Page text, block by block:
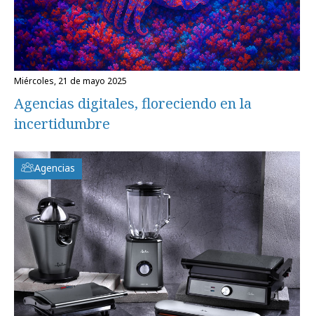
miércoles, 21 de mayo 2025
Agencias digitales, floreciendo en la
incertidumbre
Agencias